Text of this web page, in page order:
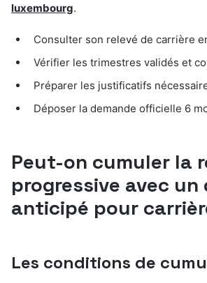
luxembourg.
Consulter son relevé de carrière
Vérifier les trimestres validés et
Préparer les justificatifs
Déposer la demande officielle 6
Peut-on cumuler la
progressive avec
anticipé pour
Les conditions de